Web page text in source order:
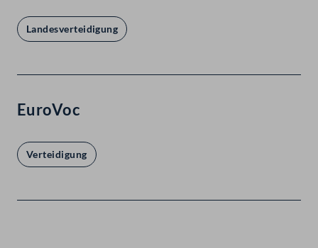
Landesverteidigung
EuroVoc
Verteidigung